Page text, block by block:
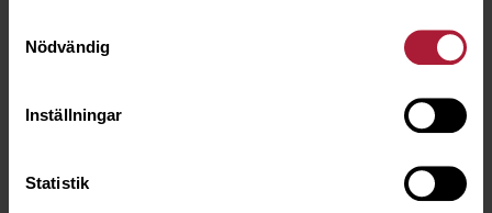
Nödvändig
Inställningar
Statistik